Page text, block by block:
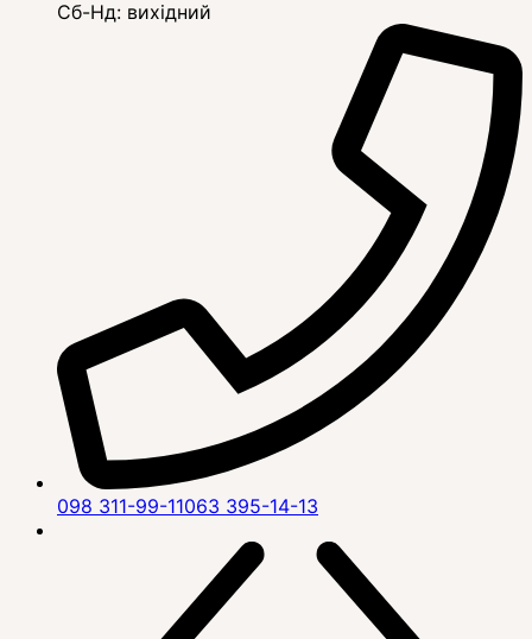
Сб-Нд: вихідний
098 311-99-11063 395-14-13